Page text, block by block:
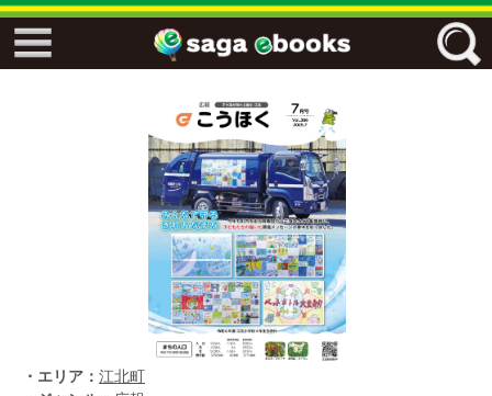
フリーワード
ジャンル
エリア
・エリア： 江北町